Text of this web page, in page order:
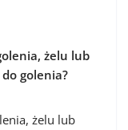
żelu lub
golenia?
żelu lub